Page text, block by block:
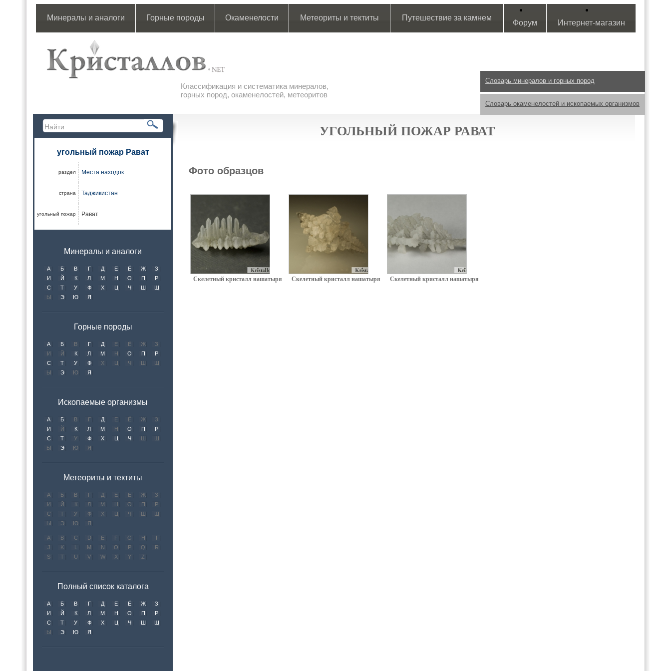
Минералы и аналоги Горные породы Окаменелости Метеориты и тектиты Путешествие за камнем
Форум Интернет-магазин
Классификация и систематика минералов,
горных пород, окаменелостей, метеоритов
Словарь минералов и горных пород
Словарь окаменелостей и ископаемых организмов
угольный пожар Рават
раздел Места находок
страна Таджикистан
угольный пожар Рават
Минералы и аналоги
А Б В Г Д Е Ё Ж
З
И
Й К Л М Н О П
Р
С
Т У Ф Х Ц Ч Ш
Щ
Ы
Э Ю Я
Горные породы
А Б В Г Д Е Ё Ж
З
И
Й К Л М Н О П
Р
С
Т У Ф Х Ц Ч Ш
Щ
Ы
Э Ю Я
Ископаемые организмы
А Б В Г Д Е Ё Ж
З
И
Й К Л М Н О П
Р
С
Т У Ф Х Ц Ч Ш
Щ
Ы
Э Ю Я
Метеориты и тектиты
А Б В Г Д Е Ё Ж
З
И
Й К Л М Н О П
Р
С
Т У Ф Х Ц Ч Ш
Щ
Ы
Э Ю Я
A B C D E F G H
I
J
K L M N O P Q
R
S
T U V W X Y Z
Полный список каталога
А Б В Г Д Е Ё Ж
З
И
Й К Л М Н О П
Р
С
Т У Ф Х Ц Ч Ш
Щ
Ы
Э Ю Я
УГОЛЬНЫЙ ПОЖАР РАВАТ
Фото образцов
Скелетный кристалл нашатыря Скелетный кристалл нашатыря Скелетный кристалл нашатыря